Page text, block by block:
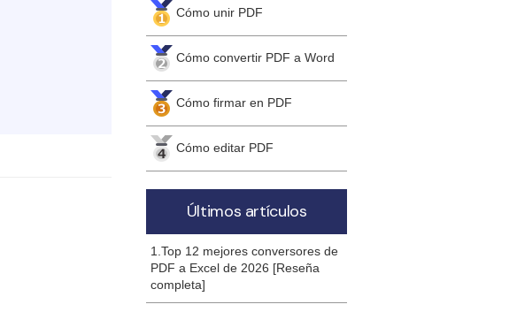
Cómo unir PDF
Cómo convertir PDF a Word
Cómo firmar en PDF
Cómo editar PDF
Últimos artículos
1.Top 12 mejores conversores de
PDF a Excel de 2026 [Reseña
completa]